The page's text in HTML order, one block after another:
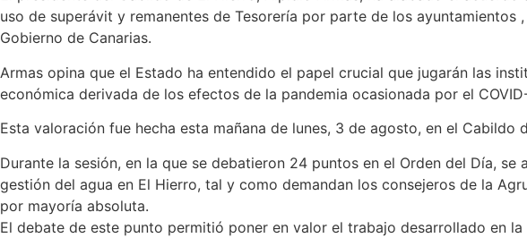
uso de superávit y remanentes de Tesorería por parte de los
Gobierno de Canarias.
Armas opina que el Estado ha entendido el papel crucial que jugarán las
económica derivada de los efectos de la pandemia ocasionada por el
Esta valoración fue hecha esta mañana de lunes, 3 de agosto, en el
Durante la sesión, en la que se debatieron 24 puntos en el Orden del Día,
gestión del agua en El Hierro, tal y como demandan los consejeros de la
por mayoría absoluta.
El debate de este punto permitió poner en valor el trabajo desarrollado en